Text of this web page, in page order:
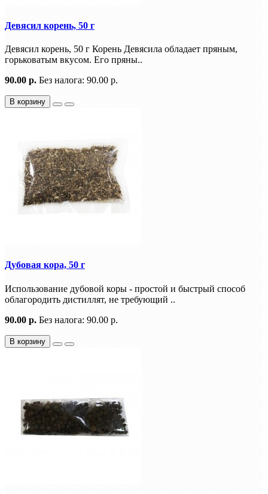
Девясил корень, 50 г
Девясил корень, 50 г Корень Девясила обладает пряным,
горьковатым вкусом. Его пряны..
90.00 р. Без налога: 90.00 р.
В корзину
Дубовая кора, 50 г
Использование дубовой коры - простой и быстрый способ
облагородить дистиллят, не требующий ..
90.00 р. Без налога: 90.00 р.
В корзину